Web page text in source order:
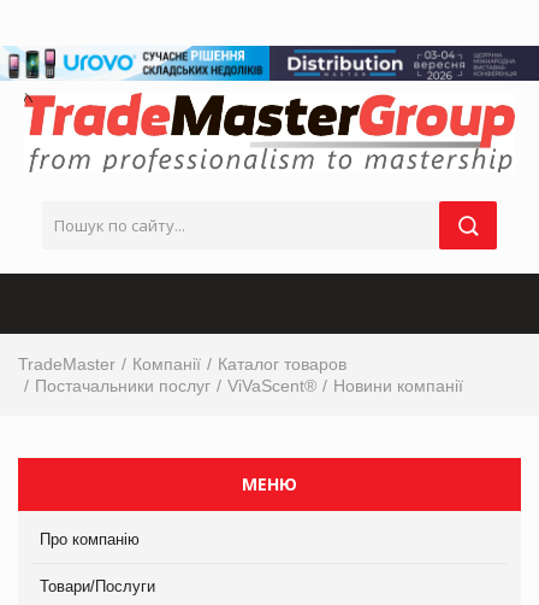
TradeMaster Компанії
Каталог товаров
Постачальники послуг
ViVaScent® Новини компанії
МЕНЮ
Про компанію
Товари/Послуги